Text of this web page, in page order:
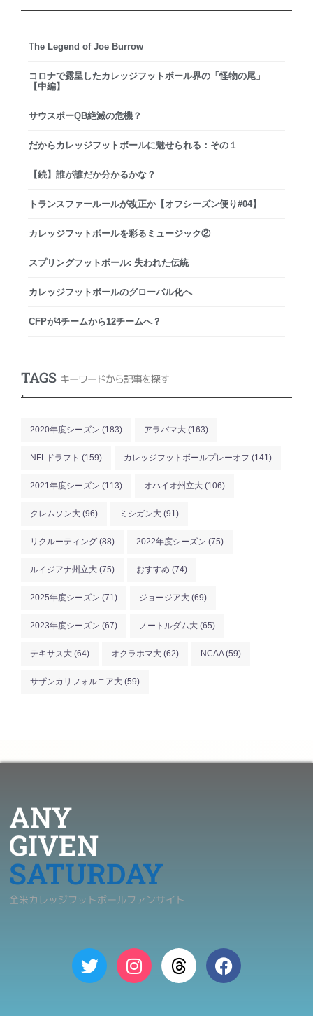
The Legend of Joe Burrow
コロナで露呈したカレッジフットボール界の「怪物の尾」
【中編】
サウスポーQB絶滅の危機？
だからカレッジフットボールに魅せられる：その１
【続】誰が誰だか分かるかな？
トランスファールールが改正か【オフシーズン便り#04】
カレッジフットボールを彩るミュージック②
スプリングフットボール: 失われた伝統
カレッジフットボールのグローバル化へ
CFPが4チームから12チームへ？
TAGS キーワードから記事を探す
.
2020年度シーズン (183) アラバマ大 (163)
NFLドラフト (159) カレッジフットボールプレーオフ (141)
2021年度シーズン (113) オハイオ州立大 (106)
クレムソン大 (96) ミシガン大 (91)
リクルーティング (88) 2022年度シーズン (75)
ルイジアナ州立大 (75) おすすめ (74)
2025年度シーズン (71) ジョージア大 (69)
2023年度シーズン (67) ノートルダム大 (65)
テキサス大 (64) オクラホマ大 (62) NCAA(59)
サザンカリフォルニア大 (59)
ANY
GIVEN
SATURDAY
全米カレッジフットボールファンサイト